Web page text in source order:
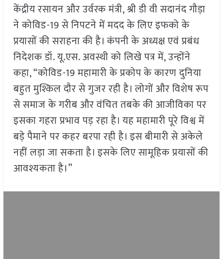
केंद्रीय रसायन और उर्वरक मंत्री, श्री डी वी सदानंद गौड़ा
ने कोविड-19 से निपटने में मदद के लिए इफको के
प्रयासों की सराहना की है। कंपनी के अध्यक्ष एवं प्रबंध
निदेशक डॉ. यू.एस. अवस्थी को लिखे पत्र में, उन्होंने
कहा, “कोविड-19 महामारी के प्रकोप के कारण दुनिया
बहुत मुश्किल दौर से गुजर रही है। लोगों और विशेष रूप
से समाज के गरीब और वंचित तबके की आजीविका पर
इसका गहरा प्रभाव पड़ रहा है। यह महामारी पूरे विश्व में
बड़े पैमाने पर कहर बरपा रही है। इस बीमारी से अकेले
नहीं लड़ा जा सकता है। इसके लिए सामूहिक प्रयासों की
आवश्यकता है।”